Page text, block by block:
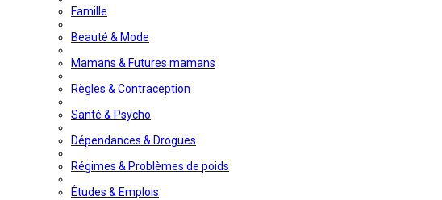
Famille
Beauté & Mode
Mamans & Futures mamans
Règles & Contraception
Santé & Psycho
Dépendances & Drogues
Régimes & Problèmes de poids
Études & Emplois